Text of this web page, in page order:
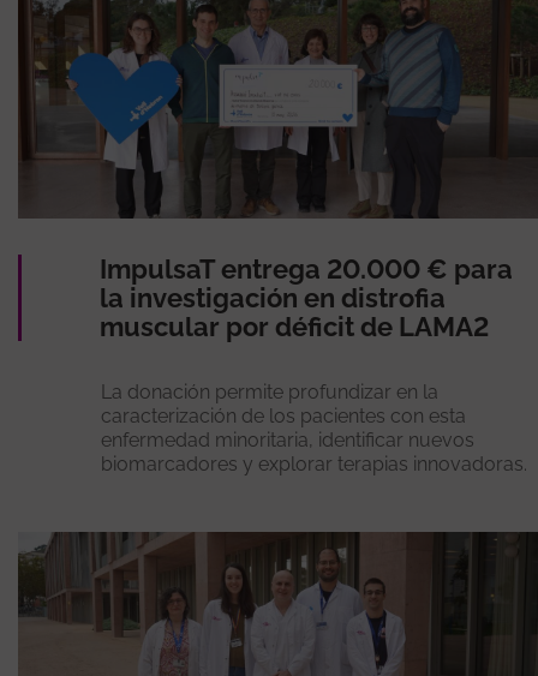
ImpulsaT entrega 20.000 € para
la investigación en distrofia
muscular por déficit de LAMA2
La donación permite profundizar en la
caracterización de los pacientes con esta
enfermedad minoritaria, identificar nuevos
biomarcadores y explorar terapias innovadoras.